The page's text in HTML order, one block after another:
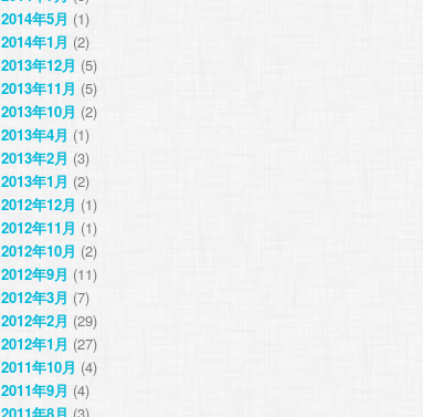
2014年5月 (1)
2014年1月 (2)
2013年12月 (5)
2013年11月 (5)
2013年10月 (2)
2013年4月 (1)
2013年2月 (3)
2013年1月 (2)
2012年12月 (1)
2012年11月 (1)
2012年10月 (2)
2012年9月 (11)
2012年3月 (7)
2012年2月 (29)
2012年1月 (27)
2011年10月 (4)
2011年9月 (4)